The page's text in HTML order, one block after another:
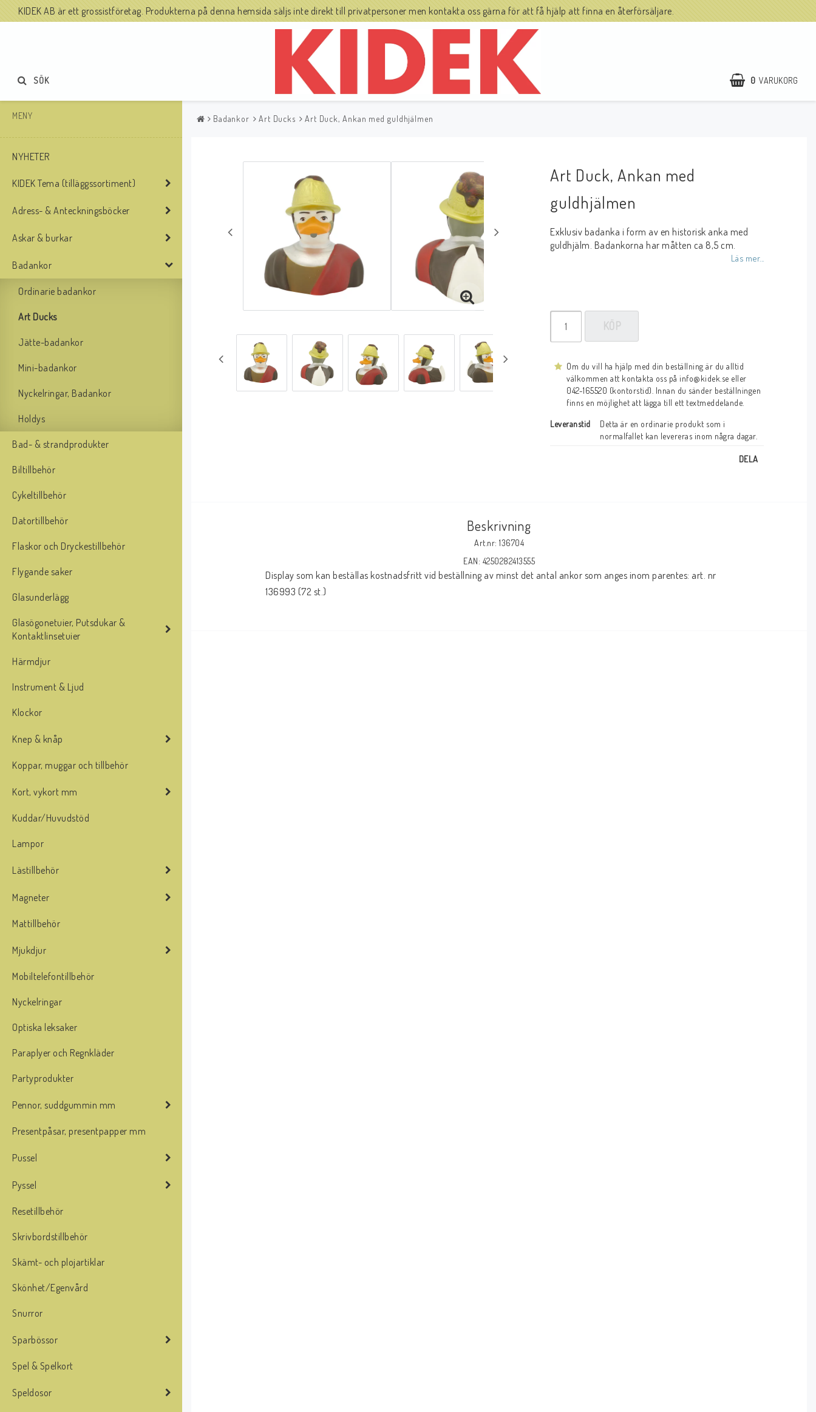
KIDEK AB är ett grossistföretag. Produkterna på denna hemsida säljs inte direkt till privatpersoner men kontakta oss gärna för att få hjälp att finna en återförsäljare.
0 VARUKORG
SÖK
MENY
NYHETER
KIDEK Tema (tilläggssortiment)
Adress- & Anteckningsböcker
Askar & burkar
Badankor
Ordinarie badankor
Art Ducks
Jätte-badankor
Mini-badankor
Nyckelringar, Badankor
Holdys
Bad- & strandprodukter
Biltillbehör
Cykeltillbehör
Datortillbehör
Flaskor och Dryckestillbehör
Flygande saker
Glasunderlägg
Glasögonetuier, Putsdukar &
Kontaktlinsetuier
Härmdjur
Instrument & Ljud
Klockor
Knep & knåp
Koppar, muggar och tillbehör
Kort, vykort mm
Kuddar/Huvudstöd
Lampor
Lästillbehör
Magneter
Mattillbehör
Mjukdjur
Mobiltelefontillbehör
Nyckelringar
Optiska leksaker
Paraplyer och Regnkläder
Partyprodukter
Pennor, suddgummin mm
Presentpåsar, presentpapper mm
Pussel
Pyssel
Resetillbehör
Skrivbordstillbehör
Skämt- och plojartiklar
Skönhet/Egenvård
Snurror
Sparbössor
Spel & Spelkort
Speldosor
Badankor Art Ducks Art Duck, Ankan med guldhjälmen
Art Duck, Ankan med
guldhjälmen
Exklusiv badanka i form av en historisk anka med
guldhjälm. Badankorna har måtten ca 8,5 cm.
Läs mer...
KÖP
Om du vill ha hjälp med din beställning är du alltid
välkommen att kontakta oss på info@kidek.se eller
042-165520 (kontorstid). Innan du sänder beställningen
finns en möjlighet att lägga till ett textmeddelande.
Leveranstid
Detta är en ordinarie produkt som i
normalfallet kan levereras inom några dagar.
DELA
Beskrivning
Art.nr: 136704
EAN: 4250282413555
Display som kan beställas kostnadsfritt vid beställning av minst det antal ankor som anges inom parentes: art. nr
136993 (72 st.)